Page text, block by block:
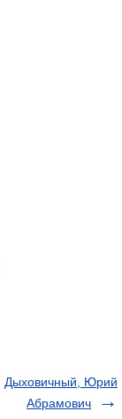
Дыховичный, Юрий
Абрамович